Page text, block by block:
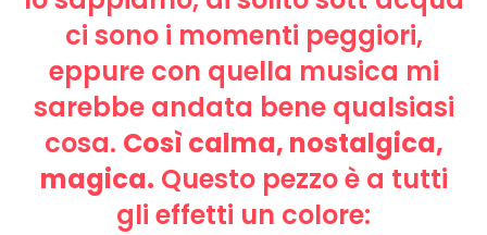
ci sono i momenti peggiori,
eppure con quella musica mi
sarebbe andata bene qualsiasi
cosa. Così calma, nostalgica,
magica. Questo pezzo è a tutti
gli effetti un colore: